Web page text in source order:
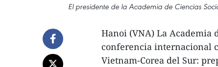
El presidente de la Academia de Ciencias
Hanoi (VNA) La Academia
conferencia internacional
Vietnam-Corea del Sur: